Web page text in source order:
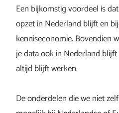
Een bijkomstig voordeel is
opzet in Nederland blijft en
kenniseconomie. Bovendien
je data ook in Nederland
altijd blijft werken.
De onderdelen die we niet